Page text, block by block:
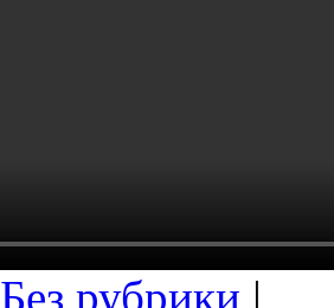
Без рубрики |